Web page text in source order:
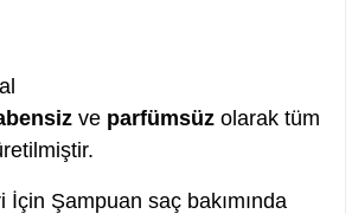
ve parfümsüz olarak tüm
İçin Şampuan saç bakımında